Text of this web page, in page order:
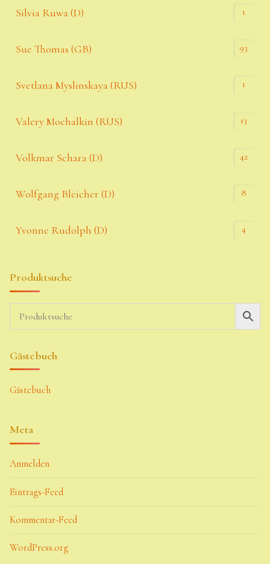
Silvia Ruwa (D) 1
Sue Thomas (GB) 93
Svetlana Myslinskaya (RUS) 1
Valery Mochalkin (RUS) 13
Volkmar Schara (D) 42
Wolfgang Bleicher (D) 8
Yvonne Rudolph (D) 4
Produktsuche
Gästebuch
Gästebuch
Meta
Anmelden
Eintrags-Feed
Kommentar-Feed
WordPress.org